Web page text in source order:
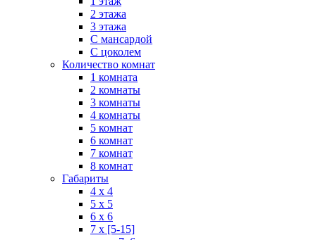
2 этажа
3 этажа
С мансардой
С цоколем
Количество комнат
1 комната
2 комнаты
3 комнаты
4 комнаты
5 комнат
6 комнат
7 комнат
8 комнат
Габариты
4 x 4
5 x 5
6 x 6
7 x [5-15]